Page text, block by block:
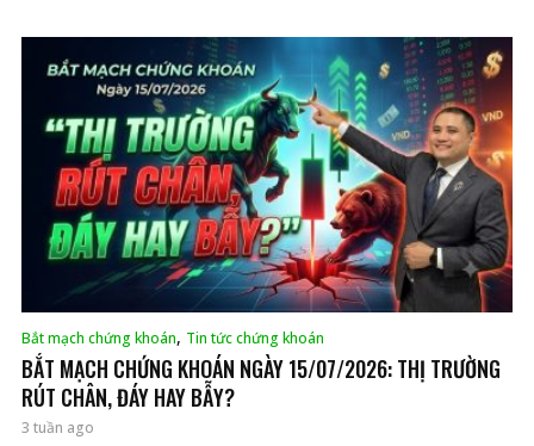
Bắt mạch chứng khoán, Tin tức chứng khoán
BẮT MẠCH CHỨNG KHOÁN NGÀY 15/07/2026: THỊ TRƯỜNG
RÚT CHÂN, ĐÁY HAY BẪY?
3 tuần ago